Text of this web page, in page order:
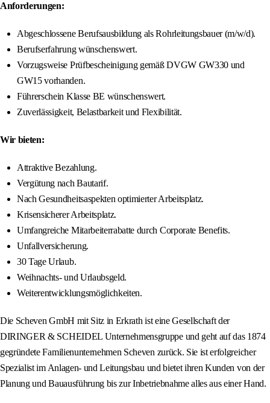
Anforderungen:
Abgeschlossene Berufsausbildung als Rohrleitungsbauer (m/w/d).
Berufserfahrung wünschenswert.
Vorzugsweise Prüfbescheinigung gemäß DVGW GW330 und
GW15 vorhanden.
Führerschein Klasse BE wünschenswert.
Zuverlässigkeit, Belastbarkeit und Flexibilität.
Wir bieten:
Attraktive Bezahlung.
Vergütung nach Bautarif.
Nach Gesundheitsaspekten optimierter Arbeitsplatz.
Krisensicherer Arbeitsplatz.
Umfangreiche Mitarbeiterrabatte durch Corporate Benefits.
Unfallversicherung.
30 Tage Urlaub.
Weihnachts- und Urlaubsgeld.
Weiterentwicklungsmöglichkeiten.
Die Scheven GmbH mit Sitz in Erkrath ist eine Gesellschaft der
DIRINGER & SCHEIDEL Unternehmensgruppe und geht auf das 1874
gegründete Familienunternehmen Scheven zurück. Sie ist erfolgreicher
Spezialist im Anlagen- und Leitungsbau und bietet ihren Kunden von der
Planung und Bauausführung bis zur Inbetriebnahme alles aus einer Hand.